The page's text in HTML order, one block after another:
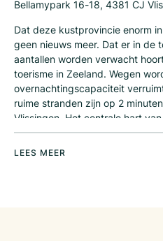
Bellamypark 16-18, 4381 CJ
Dat deze kustprovincie enorm
geen nieuws meer. Dat er in de
aantallen worden verwacht
toerisme in Zeeland. Wegen
overnachtingscapaciteit
ruime stranden zijn op 2
Vlissingen. Het centrale hart
Hier worden alle grote
enkele jaren is dit park
LEES MEER